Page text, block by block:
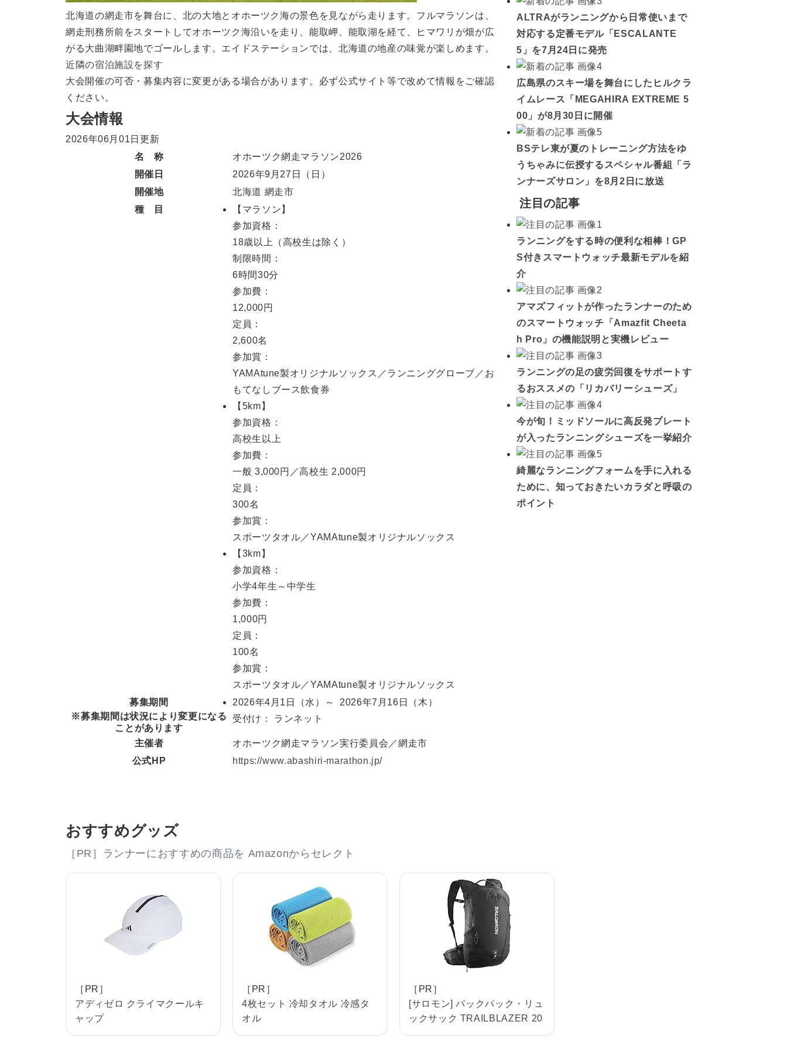
北海道の網走市を舞台に、北の大地とオホーツク海の景色を見ながら走ります。フルマラソンは、
網走刑務所前をスタートしてオホーツク海沿いを走り、能取岬、能取湖を経て、ヒマワリが畑が広
がる大曲湖畔園地でゴールします。エイドステーションでは、北海道の地産の味覚が楽しめます。
近隣の宿泊施設を探す
大会開催の可否・募集内容に変更がある場合があります。必ず公式サイト等で改めて情報をご確認
ください。
大会情報
2026年06月01日更新
名 称
オホーツク網走マラソン2026
開催日
2026年9月27日
（日）
開催地
北海道 網走市
種 目
【マラソン】
参加資格：
18歳以上（高校生は除く）
制限時間：
6時間30分
参加費：
12,000円
定員：
2,600名
参加賞：
YAMAtune製オリジナルソックス／ランニンググローブ／お
もてなしブース飲食券
【5km】
参加資格：
高校生以上
参加費：
一般 3,000円／高校生 2,000円
定員：
300名
参加賞：
スポーツタオル／YAMAtune製オリジナルソックス
【3km】
参加資格：
小学4年生～中学生
参加費：
1,000円
定員：
100名
参加賞：
スポーツタオル／YAMAtune製オリジナルソックス
募集期間
※募集期間は状況により変更になる
ことがあります
2026年4月1日 （水） ～ 2026年7月16日
（木）
受付け： ランネット
主催者
オホーツク網走マラソン実行委員会／網走市
公式HP
https://www.abashiri-marathon.jp/
ALTRAがランニングから日常使いまで
対応する定番モデル「ESCALANTE
5」を7月24日に発売
広島県のスキー場を舞台にしたヒルクラ
イムレース「MEGAHIRA EXTREME 5
00」が8月30日に開催
BSテレ東が夏のトレーニング方法をゆ
うちゃみに伝授するスペシャル番組「ラ
ンナーズサロン」を8月2日に放送
注目の記事
ランニングをする時の便利な相棒！GP
S付きスマートウォッチ最新モデルを紹
介
アマズフィットが作ったランナーのため
のスマートウォッチ「Amazfit Cheeta
h Pro」の機能説明と実機レビュー
ランニングの足の疲労回復をサポートす
るおススメの「リカバリーシューズ」
今が旬！ミッドソールに高反発プレート
が入ったランニングシューズを一挙紹介
綺麗なランニングフォームを手に入れる
ために、知っておきたいカラダと呼吸の
ポイント
おすすめグッズ
［PR］ランナーにおすすめの商品を Amazonからセレクト
［PR］
アディゼロ クライマクールキ
ャップ
［PR］
4枚セット 冷却タオル 冷感タ
オル
［PR］
[サロモン] バックパック・リュ
ックサック TRAILBLAZER 20